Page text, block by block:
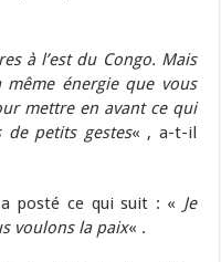
à l’est du Congo. Mais
énergie que vous
mettre en avant ce qui
de petits gestes« , a-t-il
posté ce qui suit : « Je
voulons la paix« .